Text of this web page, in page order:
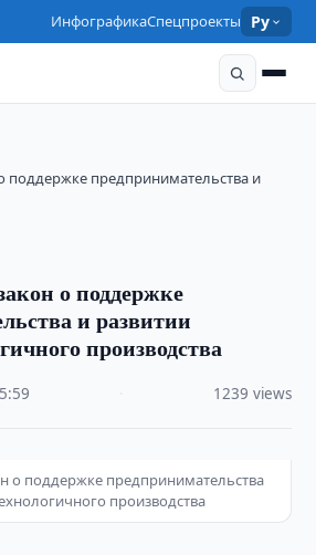
ИнфографикаСпецпроекты Ру
поддержке предпринимательства и
о поддержке
и развитии
производства
1239 views
о поддержке предпринимательства
производства